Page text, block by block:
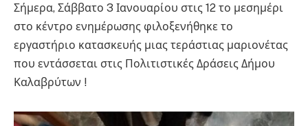
Σήμερα, Σάββατο 3 Ιανουαρίου στις 12 το μεσημέρι
στο κέντρο ενημέρωσης φιλοξενήθηκε το
εργαστήριο κατασκευής μιας τεράστιας μαριονέτας
που εντάσσεται στις Πολιτιστικές Δράσεις Δήμου
Καλαβρύτων !